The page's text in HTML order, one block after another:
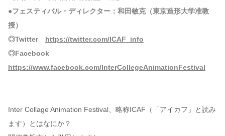
●フェスティバル・ディレクター：和田敏克（東京造形大学准教
授）
◎Twitter https://twitter.com/ICAF_info
◎Facebook
https://www.facebook.com/InterCollegeAnimationFestival
Inter Collage Animation Festival、略称ICAF（「アイカフ」と読み
ます）とはなにか？